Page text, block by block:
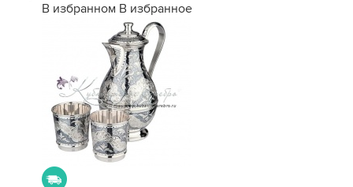
В избранном В избранное